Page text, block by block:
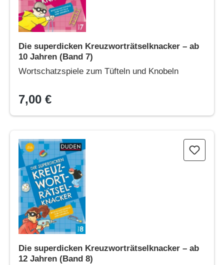
Die superdicken Kreuzworträtselknacker – ab
10 Jahren (Band 7)
Wortschatzspiele zum Tüfteln und Knobeln
7,00 €
Die superdicken Kreuzworträtselknacker – ab 12 Jahren
Die superdicken Kreuzworträtselknacker – ab
12 Jahren (Band 8)